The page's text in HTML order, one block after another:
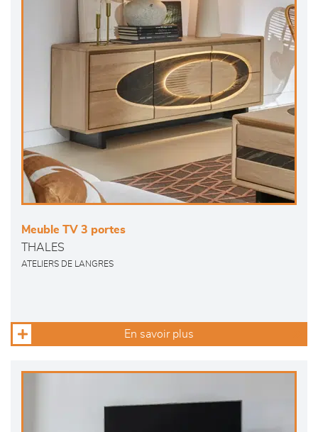
Meuble TV 3 portes
THALES
ATELIERS DE LANGRES
En savoir plus